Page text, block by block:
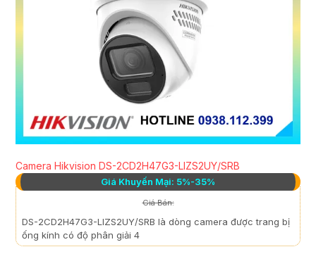
Camera Hikvision DS-2CD2H47G3-LIZS2UY/SRB
Giá Khuyến Mại: 5%-35%
Giá Bán:
DS-2CD2H47G3-LIZS2UY/SRB là dòng camera được trang bị
ống kính có độ phân giải 4